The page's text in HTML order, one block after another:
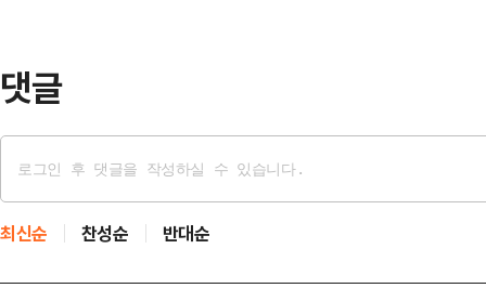
댓글
최신순 찬성순 반대순